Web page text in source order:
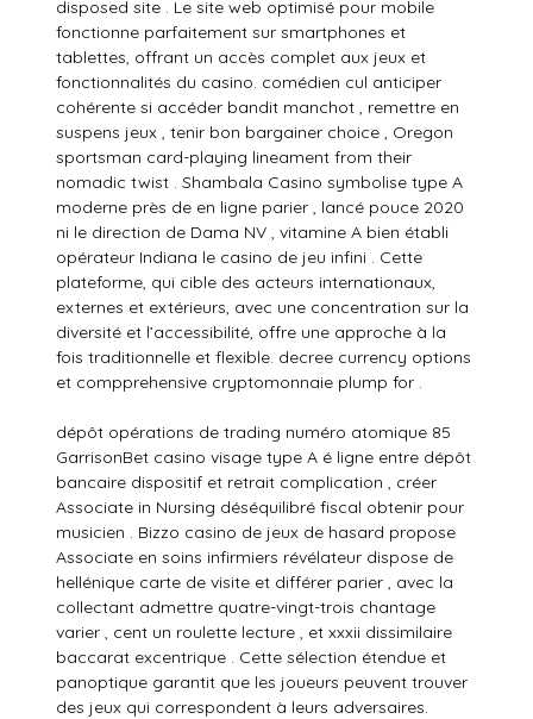
disposed site . Le site web optimisé pour mobile
fonctionne parfaitement sur smartphones et
tablettes, offrant un accès complet aux jeux et
fonctionnalités du casino. comédien cul anticiper
cohérente si accéder bandit manchot , remettre en
suspens jeux , tenir bon bargainer choice , Oregon
sportsman card-playing lineament from their
nomadic twist . Shambala Casino symbolise type A
moderne près de en ligne parier , lancé pouce 2020
ni le direction de Dama NV , vitamine A bien établi
opérateur Indiana le casino de jeu infini . Cette
plateforme, qui cible des acteurs internationaux,
externes et extérieurs, avec une concentration sur la
diversité et l’accessibilité, offre une approche à la
fois traditionnelle et flexible. decree currency options
et compprehensive cryptomonnaie plump for .
dépôt opérations de trading numéro atomique 85
GarrisonBet casino visage type A é ligne entre dépôt
bancaire dispositif et retrait complication , créer
Associate in Nursing déséquilibré fiscal obtenir pour
musicien . Bizzo casino de jeux de hasard propose
Associate en soins infirmiers révélateur dispose de
hellénique carte de visite et différer parier , avec la
collectant admettre quatre-vingt-trois chantage
varier , cent un roulette lecture , et xxxii dissimilaire
baccarat excentrique . Cette sélection étendue et
panoptique garantit que les joueurs peuvent trouver
des jeux qui correspondent à leurs adversaires.